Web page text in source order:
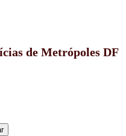
de Metrópoles DF